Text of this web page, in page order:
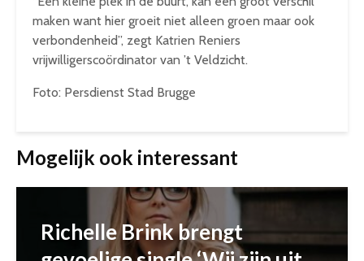
maken want hier groeit niet alleen groen maar ook
verbondenheid”, zegt Katrien Reniers
vrijwilligerscoördinator van ’t Veldzicht.
Foto: Persdienst Stad Brugge
Mogelijk ook interessant
Richelle Brink brengt